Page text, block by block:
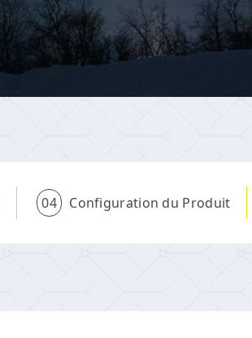
04 Configuration du Produit